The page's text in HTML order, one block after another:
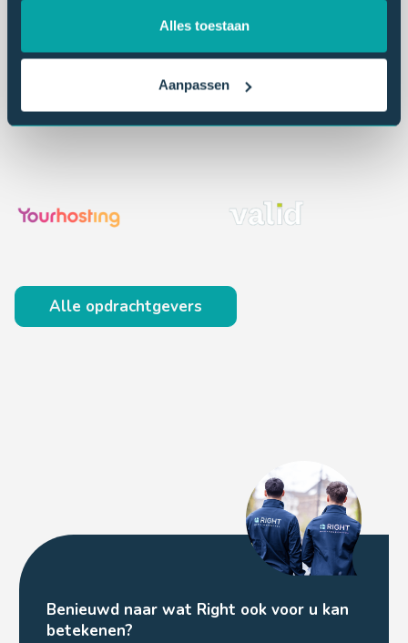
Alles toestaan
Aanpassen
Alle opdrachtgevers
Benieuwd naar wat Right ook voor u kan
betekenen?